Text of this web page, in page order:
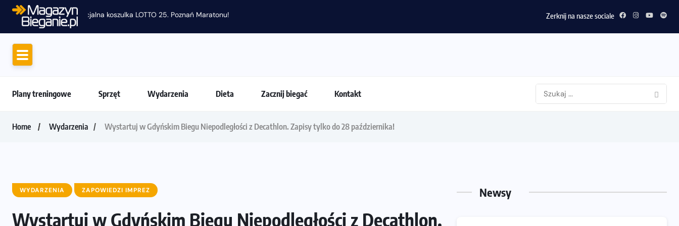
Amazfit Balance 3: Kompleksowe narzędzie dla biegacza i zawodnika Hyrox? Zerknij na nasze sociale
Plany treningowe Sprzęt Wydarzenia Dieta Zacznij biegać Kontakt
Home Wydarzenia Wystartuj w Gdyńskim Biegu Niepodległości z Decathlon. Zapisy tylko do 28 października!
WYDARZENIA ZAPOWIEDZI IMPREZ
Wystartuj w Gdyńskim Biegu Niepodległości z Decathlon.
Newsy